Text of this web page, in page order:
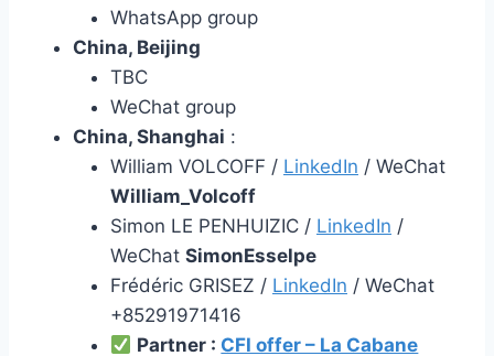
WhatsApp group
China, Beijing
TBC
WeChat group
China, Shanghai :
William VOLCOFF / LinkedIn / WeChat
William_Volcoff
Simon LE PENHUIZIC / LinkedIn /
WeChat SimonEsselpe
Frédéric GRISEZ / LinkedIn / WeChat
+85291971416
Partner : CFI offer – La Cabane